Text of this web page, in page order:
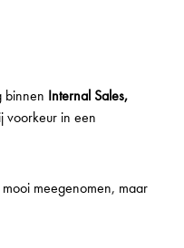
binnen Internal Sales,
voorkeur in een
meegenomen, maar